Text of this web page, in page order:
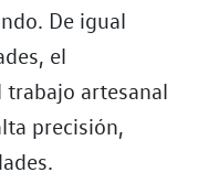
De igual
el
trabajo artesanal
precisión,